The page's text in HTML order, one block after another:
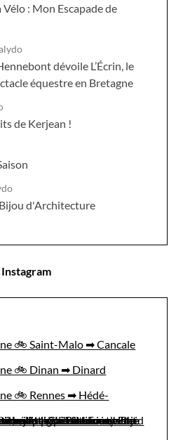
: Mon Escapade de
dévoile L’Écrin, le
équestre en Bretagne
de Kerjean !
d'Architecture
Instagram